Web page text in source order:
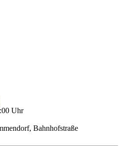
Uhr
Bahnhofstraße